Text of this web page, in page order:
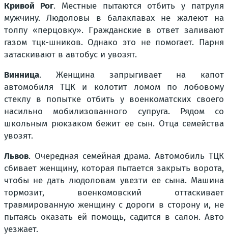
Кривой Рог. Местные пытаются отбить у патруля
мужчину. Людоловы в балаклавах не жалеют на
толпу «перцовку». Гражданские в ответ заливают
газом тцк-шников. Однако это не помогает. Парня
затаскивают в автобус и увозят.
Винница. Женщина запрыгивает на капот
автомобиля ТЦК и колотит ломом по лобовому
стеклу в попытке отбить у военкоматских своего
насильно мобилизованного супруга. Рядом со
школьным рюкзаком бежит ее сын. Отца семейства
увозят.
Львов. Очередная семейная драма. Автомобиль ТЦК
сбивает женщину, которая пытается закрыть ворота,
чтобы не дать людоловам увезти ее сына. Машина
тормозит, военкомовский оттаскивает
травмированную женщину с дороги в сторону и, не
пытаясь оказать ей помощь, садится в салон. Авто
уезжает.